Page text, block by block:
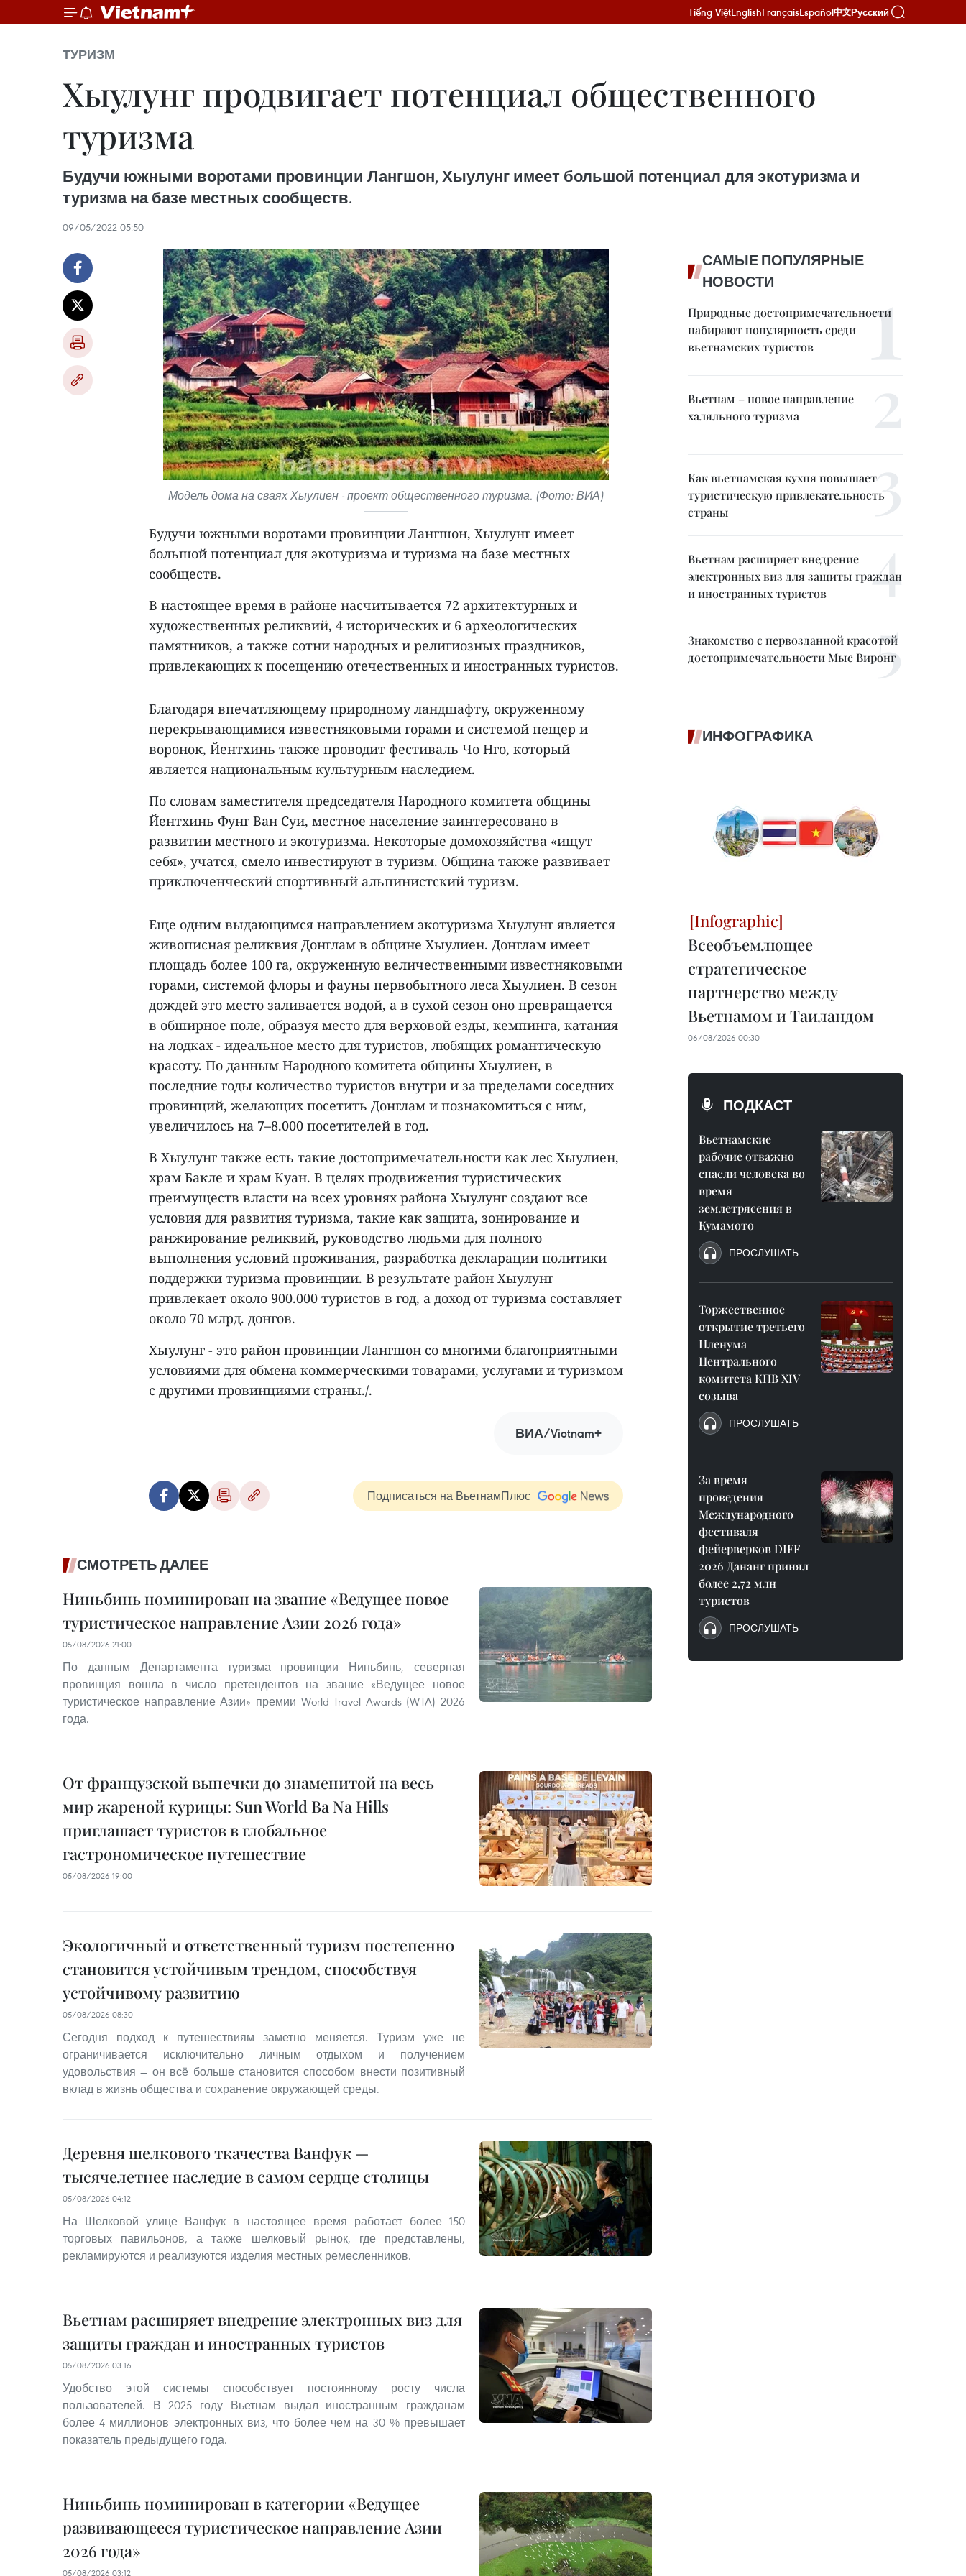
Tiếng ViệtEnglishFrançaisEspañol中文Русский
ТУРИЗМ
Хыулунг продвигает потенциал общественного
туризма
Будучи южными воротами провинции Лангшон, Хыулунг имеет большой потенциал для экотуризма и
туризма на базе местных сообществ.
09/05/2022 05:50
Модель дома на сваях Хыулиен - проект общественного туризма. (Фото: ВИА)
Будучи южными воротами провинции Лангшон, Хыулунг имеет
большой потенциал для экотуризма и туризма на базе местных
сообществ.
В настоящее время в районе насчитывается 72 архитектурных и
художественных реликвий, 4 исторических и 6 археологических
памятников, а также сотни народных и религиозных праздников,
привлекающих к посещению отечественных и иностранных туристов.
Благодаря впечатляющему природному ландшафту, окруженному
перекрывающимися известняковыми горами и системой пещер и
воронок, Йентхинь также проводит фестиваль Чо Нго, который
является национальным культурным наследием.
По словам заместителя председателя Народного комитета общины
Йентхинь Фунг Ван Суи, местное население заинтересовано в
развитии местного и экотуризма. Некоторые домохозяйства «ищут
себя», учатся, смело инвестируют в туризм. Община также развивает
приключенческий спортивный альпинистский туризм.
Еще одним выдающимся направлением экотуризма Хыулунг является
живописная реликвия Донглам в общине Хыулиен. Донглам имеет
площадь более 100 га, окруженную величественными известняковыми
горами, системой флоры и фауны первобытного леса Хыулиен. В сезон
дождей это место заливается водой, а в сухой сезон оно превращается
в обширное поле, образуя место для верховой езды, кемпинга, катания
на лодках - идеальное место для туристов, любящих романтическую
красоту. По данным Народного комитета общины Хыулиен, в
последние годы количество туристов внутри и за пределами соседних
провинций, желающих посетить Донглам и познакомиться с ним,
увеличилось на 7–8.000 посетителей в год.
В Хыулунг также есть такие достопримечательности как лес Хыулиен,
храм Бакле и храм Куан. В целях продвижения туристических
преимуществ власти на всех уровнях района Хыулунг создают все
условия для развития туризма, такие как защита, зонирование и
ранжирование реликвий, руководство людьми для полного
выполнения условий проживания, разработка декларации политики
поддержки туризма провинции. В результате район Хыулунг
привлекает около 900.000 туристов в год, а доход от туризма составляет
около 70 млрд. донгов.
Хыулунг - это район провинции Лангшон со многими благоприятными
условиями для обмена коммерческими товарами, услугами и туризмом
с другими провинциями страны./.
ВИА/Vietnam+
Подписаться на ВьетнамПлюс
СМОТРЕТЬ ДАЛЕЕ
Ниньбинь номинирован на звание «Ведущее новое
туристическое направление Азии 2026 года»
05/08/2026 21:00
По данным Департамента туризма провинции Ниньбинь, северная
провинция вошла в число претендентов на звание «Ведущее новое
туристическое направление Азии» премии World Travel Awards (WTA) 2026
года.
От французской выпечки до знаменитой на весь
мир жареной курицы: Sun World Ba Na Hills
приглашает туристов в глобальное
гастрономическое путешествие
05/08/2026 19:00
Экологичный и ответственный туризм постепенно
становится устойчивым трендом, способствуя
устойчивому развитию
05/08/2026 08:30
Сегодня подход к путешествиям заметно меняется. Туризм уже не
ограничивается исключительно личным отдыхом и получением
удовольствия — он всё больше становится способом внести позитивный
вклад в жизнь общества и сохранение окружающей среды.
Деревня шелкового ткачества Ванфук —
тысячелетнее наследие в самом сердце столицы
05/08/2026 04:12
На Шелковой улице Ванфук в настоящее время работает более 150
торговых павильонов, а также шелковый рынок, где представлены,
рекламируются и реализуются изделия местных ремесленников.
Вьетнам расширяет внедрение электронных виз для
защиты граждан и иностранных туристов
05/08/2026 03:16
Удобство этой системы способствует постоянному росту числа
пользователей. В 2025 году Вьетнам выдал иностранным гражданам
более 4 миллионов электронных виз, что более чем на 30 % превышает
показатель предыдущего года.
Ниньбинь номинирован в категории «Ведущее
развивающееся туристическое направление Азии
2026 года»
05/08/2026 03:12
САМЫЕ ПОПУЛЯРНЫЕ
НОВОСТИ
Природные достопримечательности
набирают популярность среди
вьетнамских туристов
Вьетнам – новое направление
халяльного туризма
Как вьетнамская кухня повышает
туристическую привлекательность
страны
Вьетнам расширяет внедрение
электронных виз для защиты граждан
и иностранных туристов
Знакомство с первозданной красотой
достопримечательности Мыс Виронг
ИНФОГРАФИКА
Всеобъемлющее
стратегическое
партнерство между
Вьетнамом и Таиландом
06/08/2026 00:30
ПОДКАСТ
Вьетнамские
рабочие отважно
спасли человека во
время
землетрясения в
Кумамото
ПРОСЛУШАТЬ
Торжественное
открытие третьего
Пленума
Центрального
комитета КПВ XIV
созыва
ПРОСЛУШАТЬ
За время
проведения
Международного
фестиваля
фейерверков DIFF
2026 Дананг принял
более 2,72 млн
туристов
ПРОСЛУШАТЬ